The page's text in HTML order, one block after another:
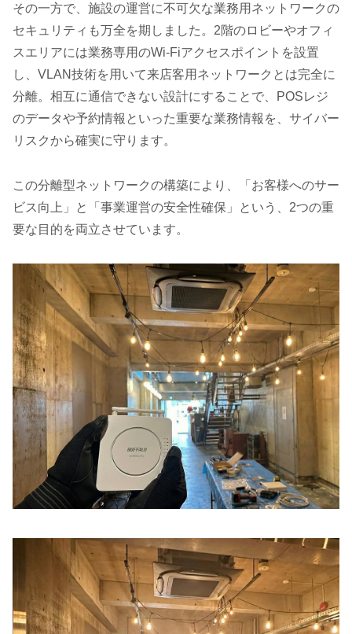
その一方で、施設の運営に不可欠な業務用ネットワークの
セキュリティも万全を期しました。2階のロビーやオフィ
スエリアには業務専用のWi-Fiアクセスポイントを設置
し、VLAN技術を用いて来店客用ネットワークとは完全に
分離。相互に通信できない設計にすることで、POSレジ
のデータや予約情報といった重要な業務情報を、サイバー
リスクから確実に守ります。
この分離型ネットワークの構築により、「お客様へのサー
ビス向上」と「事業運営の安全性確保」という、2つの重
要な目的を両立させています。